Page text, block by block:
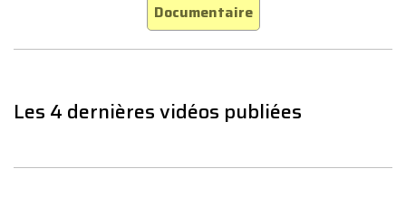
Documentaire
Les 4 dernières vidéos publiées